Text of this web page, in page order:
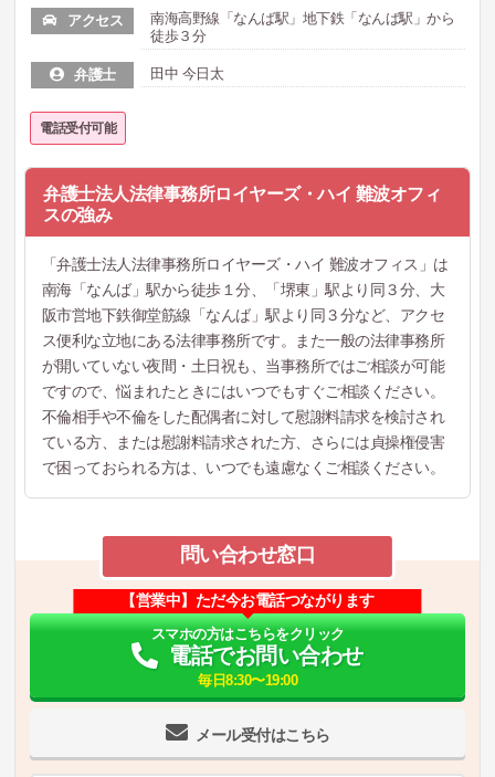
アクセス
南海高野線「なんば駅」地下鉄「なんば駅」から
徒歩３分
弁護士 田中 今日太
電話受付可能
弁護士法人法律事務所ロイヤーズ・ハイ 難波オフィ
スの強み
「弁護士法人法律事務所ロイヤーズ・ハイ 難波オフィス」は
南海「なんば」駅から徒歩１分、「堺東」駅より同３分、大
阪市営地下鉄御堂筋線「なんば」駅より同３分など、アクセ
ス便利な立地にある法律事務所です。また一般の法律事務所
が開いていない夜間・土日祝も、当事務所ではご相談が可能
ですので、悩まれたときにはいつでもすぐご相談ください。
不倫相手や不倫をした配偶者に対して慰謝料請求を検討され
ている方、または慰謝料請求された方、さらには貞操権侵害
で困っておられる方は、いつでも遠慮なくご相談ください。
問い合わせ窓口
メール受付はこちら
【営業中】ただ今お電話つながります
スマホの方はこちらをクリック
電話でお問い合わせ
毎日8:30〜19:00